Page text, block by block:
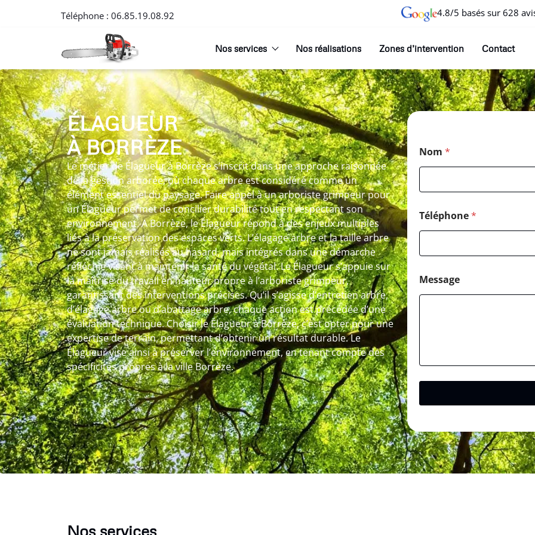
Téléphone : 06.85.19.08.92 4.8/5 basés sur 628
Nos services Nos réalisations Zones d’intervention Contact
ÉLAGUEUR
À BORRÈZE
Le métier de Élagueur à Borrèze s’inscrit dans une approche raisonnée
de la gestion arborée, où chaque arbre est considéré comme un
élément essentiel du paysage. Faire appel à un arboriste grimpeur pour
un Élagueur permet de concilier durabilité tout en respectant son
environnement. A Borrèze, le Élagueur répond à des enjeux multiples
liés à la préservation des espaces verts. L’élagage arbre et la taille arbre
ne sont jamais réalisés au hasard, mais intégrés dans une démarche
réfléchie visant à maintenir la santé du végétal. Le Élagueur s’appuie sur
la maîtrise du travail en hauteur propre à l’arboriste grimpeur,
garantissant des interventions précises. Qu’il s’agisse d’entretien arbre,
d’élagage arbre ou d’abattage arbre, chaque action est précédée d’une
évaluation technique. Choisir le Élagueur à Borrèze, c’est opter pour une
expertise de terrain, permettant d’obtenir un résultat durable. Le
Élagueur vise ainsi à préserver l’environnement, en tenant compte des
spécificités propres à la ville Borrèze.
Nom *
Téléphone*
Message
Nos services